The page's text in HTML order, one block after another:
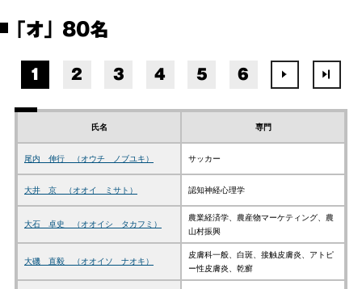
「オ」 80名
1 2 3 4 5 6
氏名 専門
尾内 伸行 （オウチ ノブユキ） サッカー
大井 京 （オオイ ミサト） 認知神経心理学
大石 卓史 （オオイシ タカフミ）
農業経済学、農産物マーケティング、農
山村振興
大磯 直毅 （オオイソ ナオキ）
皮膚科一般、白斑、接触皮膚炎、アトピ
ー性皮膚炎、乾癬